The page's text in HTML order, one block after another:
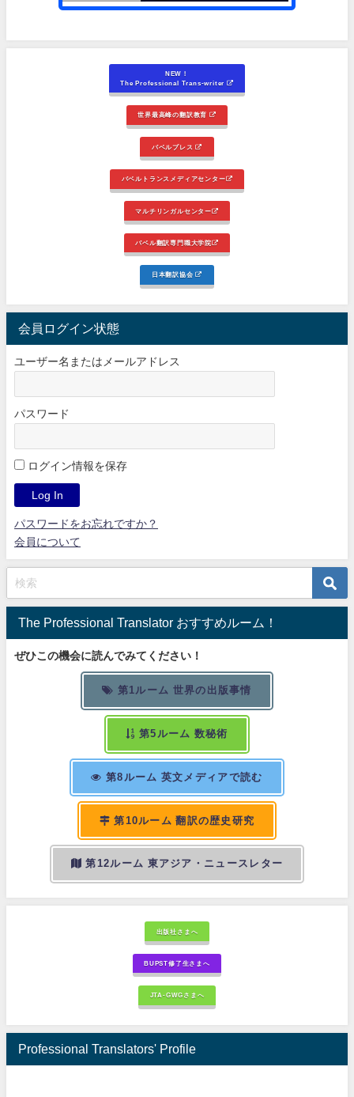
NEW！
The Professional Trans-writer
世界最高峰の翻訳教育
バベルプレス
バベルトランスメディアセンター
マルチリンガルセンター
バベル翻訳専門職大学院
日本翻訳協会
会員ログイン状態
ユーザー名またはメールアドレス
パスワード
ログイン情報を保存
パスワードをお忘れですか？
会員について
The Professional Translator おすすめルーム！
ぜひこの機会に読んでみてください！
第1ルーム 世界の出版事情
第5ルーム 数秘術
第8ルーム 英文メディアで読む
第10ルーム 翻訳の歴史研究
第12ルーム 東アジア・ニュースレター
出版社さまへ
BUPST修了生さまへ
JTA-GWGさまへ
Professional Translators' Profile